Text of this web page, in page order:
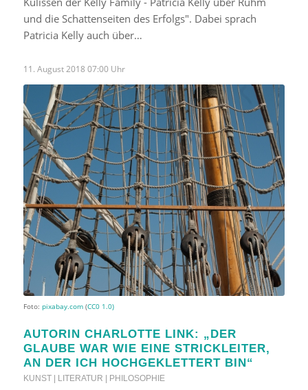
und die Schattenseiten des Erfolgs". Dabei sprach
Patricia Kelly auch über…
11. August 2018 07:00 Uhr
Foto: pixabay.com(CC0 1.0)
AUTORIN CHARLOTTE LINK: „DER
GLAUBE WAR WIE EINE STRICKLEITER,
AN DER ICH HOCHGEKLETTERT BIN“
KUNST | LITERATUR | PHILOSOPHIE